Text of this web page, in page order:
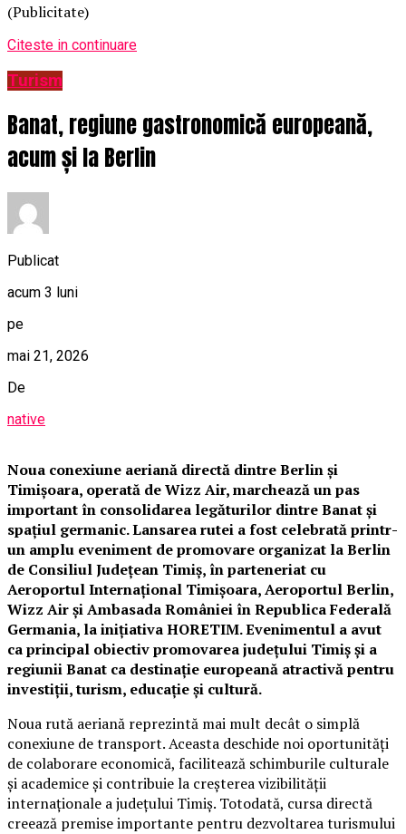
(Publicitate)
Citeste in continuare
Turism
Banat, regiune gastronomică europeană,
acum și la Berlin
Publicat
acum 3 luni
pe
mai 21, 2026
De
native
Noua conexiune aeriană directă dintre Berlin și
Timișoara, operată de Wizz Air, marchează un pas
important în consolidarea legăturilor dintre Banat și
spațiul germanic. Lansarea rutei a fost celebrată printr-
un amplu eveniment de promovare organizat la Berlin
de Consiliul Județean Timiș, în parteneriat cu
Aeroportul Internațional Timișoara, Aeroportul Berlin,
Wizz Air și Ambasada României în Republica Federală
Germania, la inițiativa HORETIM. Evenimentul a avut
ca principal obiectiv promovarea județului Timiș și a
regiunii Banat ca destinație europeană atractivă pentru
investiții, turism, educație și cultură.
Noua rută aeriană reprezintă mai mult decât o simplă
conexiune de transport. Aceasta deschide noi oportunități
de colaborare economică, facilitează schimburile culturale
și academice și contribuie la creșterea vizibilității
internaționale a județului Timiș. Totodată, cursa directă
creează premise importante pentru dezvoltarea turismului